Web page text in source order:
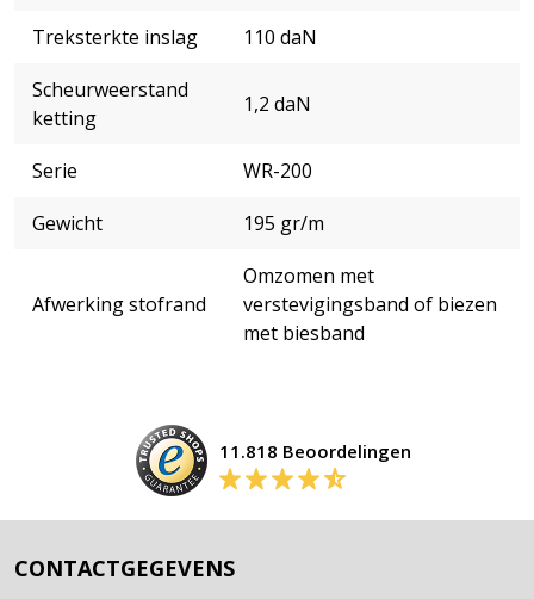
Treksterkte inslag
110 daN
Scheurweerstand
ketting
1,2 daN
Serie
WR-200
Gewicht
195 gr/m
Afwerking stofrand
Omzomen met
verstevigingsband of biezen
met biesband
11.818 Beoordelingen
CONTACTGEGEVENS